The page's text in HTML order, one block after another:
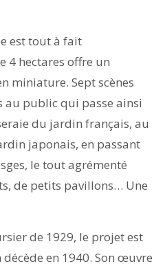
est tout à fait
4 hectares offre un
miniature. Sept scènes
au public qui passe ainsi
du jardin français, au
japonais, en passant
le tout agrémenté
de petits pavillons… Une
de 1929, le projet est
en 1940. Son œuvre